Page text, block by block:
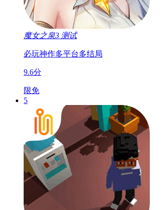
魔女之泉3 测试
必玩神作多平台多结局
9.6分
限免
5